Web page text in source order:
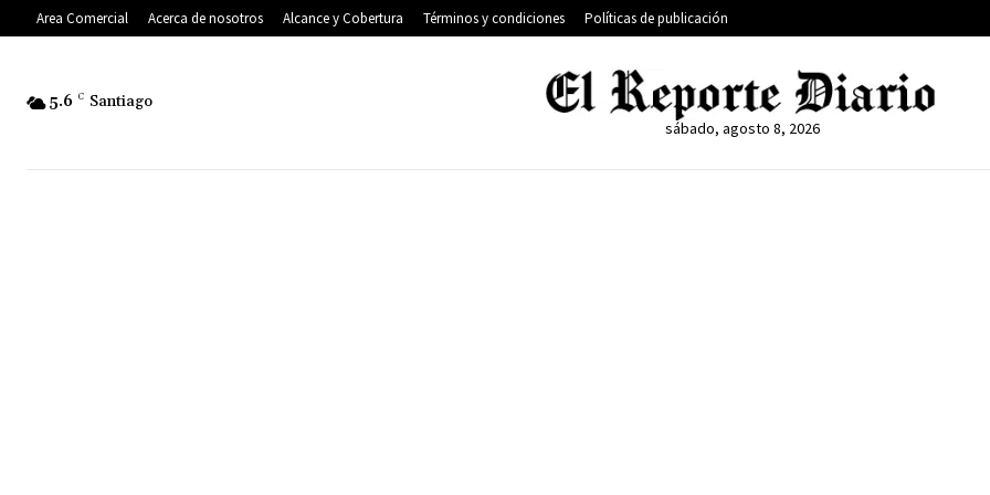
Area Comercial Acerca de nosotros Alcance y Cobertura Términos y condiciones Políticas de publicación
5.6 C Santiago
sábado, agosto 8, 2026